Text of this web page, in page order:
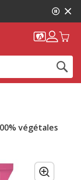
végétales